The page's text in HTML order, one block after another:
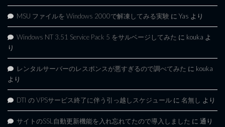
MSU ファイルを Windows 2000で解凍してみる実験 に Yas より
Windows NT 3.51 Service Pack 5 をサルベージしてみた に kouka よ
り
レンタルサーバーのレスポンスが悪すぎるので調べてみた に kouka
より
DTI の VPSサービス終了に伴う引っ越しスケジュール に 名無し より
サイトのSSL自動更新機能を入れ忘れてたので導入しました に 通り